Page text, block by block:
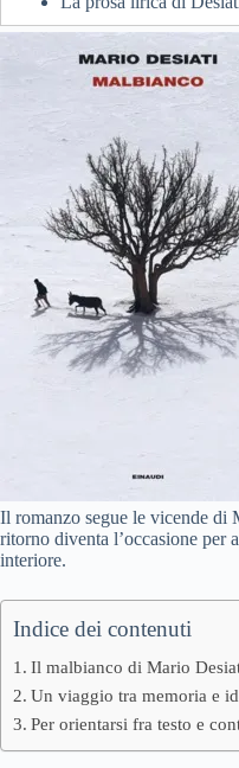
Il romanzo segue le vicende di
ritorno diventa l’occasione per
interiore.
Indice dei contenuti
Il malbianco di Mario
Un viaggio tra memoria e
Per orientarsi fra testo e